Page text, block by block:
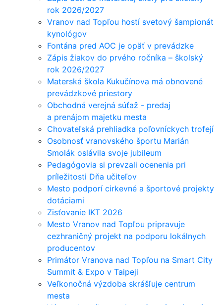
rok 2026/2027
Vranov nad Topľou hostí svetový šampionát
kynológov
Fontána pred AOC je opäť v prevádzke
Zápis žiakov do prvého ročníka – školský
rok 2026/2027
Materská škola Kukučínova má obnovené
prevádzkové priestory
Obchodná verejná súťaž - predaj
a prenájom majetku mesta
Chovateľská prehliadka poľovníckych trofejí
Osobnosť vranovského športu Marián
Smolák oslávila svoje jubileum
Pedagógovia si prevzali ocenenia pri
príležitosti Dňa učiteľov
Mesto podporí cirkevné a športové projekty
dotáciami
Zisťovanie IKT 2026
Mesto Vranov nad Topľou pripravuje
cezhraničný projekt na podporu lokálnych
producentov
Primátor Vranova nad Topľou na Smart City
Summit & Expo v Taipeji
Veľkonočná výzdoba skrášľuje centrum
mesta